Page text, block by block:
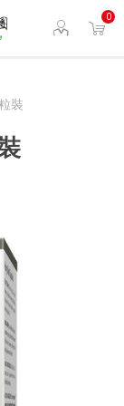
0
裝